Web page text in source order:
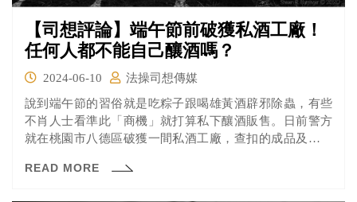
【司想評論】端午節前破獲私酒工廠！
任何人都不能自己釀酒嗎？
2024-06-10
法操司想傳媒
說到端午節的習俗就是吃粽子跟喝雄黃酒辟邪除蟲，有些
不肖人士看準此「商機」就打算私下釀酒販售。日前警方
就在桃園市八德區破獲一間私酒工廠，查扣的成品及半成
READ MORE